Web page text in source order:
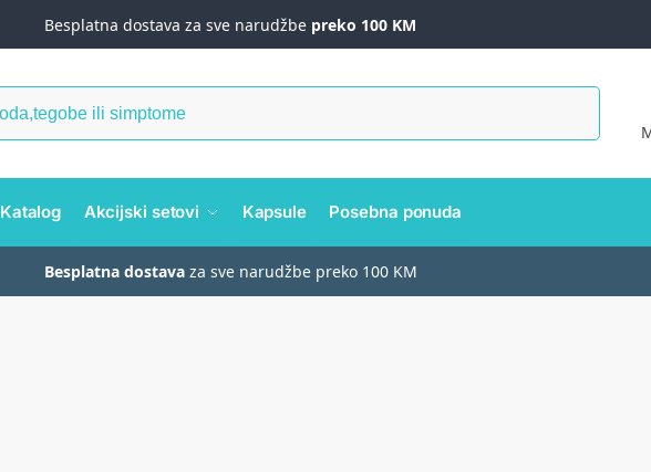
Besplatna dostava za sve narudžbe preko 100 KM
Katalog Akcijski setovi Kapsule Posebna ponuda
Besplatna dostavaza sve narudžbe preko 100 KM